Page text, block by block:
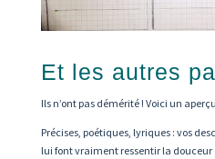
Et les autres
Ils n’ont pas démérité ! Voici un
Précises, poétiques, lyriques : vos
lui font vraiment ressentir la douceur